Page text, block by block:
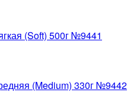
(Soft) 500г №9441
(Medium) 330г №9442